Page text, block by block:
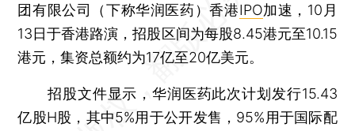
团有限公司（下称华润医药）香港IPO加速，10月
13日于香港路演，招股区间为每股8.45港元至10.15
港元，集资总额约为17亿至20亿美元。
招股文件显示，华润医药此次计划发行15.43
亿股H股，其中5%用于公开发售，95%用于国际配